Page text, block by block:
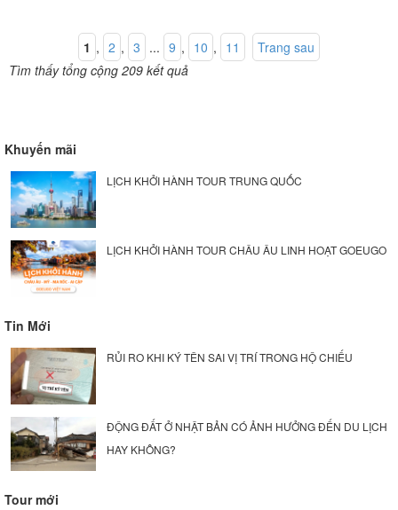
1 , 2 , 3 ... 9 , 10 , 11
Trang sau
Tìm thấy tổng cộng 209 kết quả
Khuyến mãi
LỊCH KHỞI HÀNH TOUR TRUNG QUỐC
LỊCH KHỞI HÀNH TOUR CHÂU ÂU LINH HOẠT GOEUGO
Tin Mới
RỦI RO KHI KÝ TÊN SAI VỊ TRÍ TRONG HỘ CHIẾU
ĐỘNG ĐẤT Ở NHẬT BẢN CÓ ẢNH HƯỞNG ĐẾN DU LỊCH
HAY KHÔNG?
Tour mới